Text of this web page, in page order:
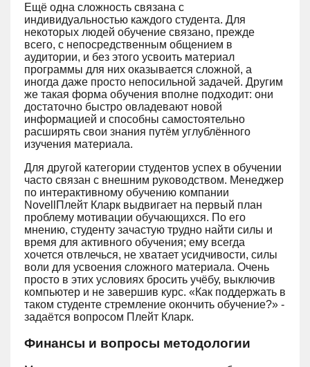
Ещё одна сложность связана с
индивидуальностью каждого студента. Для
некоторых людей обучение связано, прежде
всего, с непосредственным общением в
аудитории, и без этого усвоить материал
программы для них оказывается сложной, а
иногда даже просто непосильной задачей. Другим
же такая форма обучения вполне подходит: они
достаточно быстро овладевают новой
информацией и способны самостоятельно
расширять свои знания путём углублённого
изучения материала.
Для другой категории студентов успех в обучении
часто связан с внешним руководством. Менеджер
по интерактивному обучению компании
NovellПлейт Кларк выдвигает на первый план
проблему мотивации обучающихся. По его
мнению, студенту зачастую трудно найти силы и
время для активного обучения; ему всегда
хочется отвлечься, не хватает усидчивости, силы
воли для усвоения сложного материала. Очень
просто в этих условиях бросить учёбу, выключив
компьютер и не завершив курс. «Как поддержать в
таком студенте стремление окончить обучение?» -
задаётся вопросом Плейт Кларк.
Финансы и вопросы методологии